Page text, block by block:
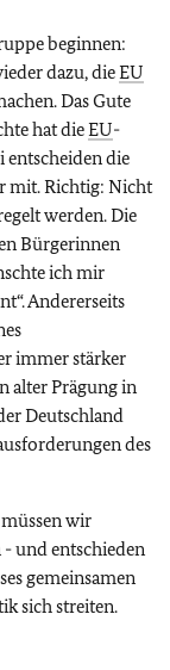
beginnen:
dazu, dieEU
Das Gute
hat dieEU-
entscheiden die
mit. Richtig: Nicht
werden. Die
Bürgerinnen
ich mir
Andererseits
immer stärker
alter Prägung in
Deutschland
des
wir
und entschieden
gemeinsamen
sich streiten.